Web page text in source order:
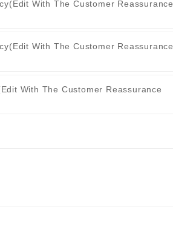
(edit With The Customer Reassurance
(edit With The Customer Reassurance
With The Customer Reassurance